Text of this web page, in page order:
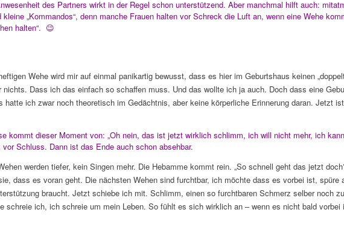
des Partners wirkt in der Regel schon unterstützend. Aber manchmal hilft auch:
kleine „Kommandos“, denn manche Frauen halten vor Schreck die Luft an, wenn eine Wehe
halten“. 😉
Wehe wird mir auf einmal panikartig bewusst, dass es hier im Geburtshaus keinen
nichts. Dass ich das einfach so schaffen muss. Und das wollte ich ja auch. Doch dass eine
hatte ich zwar noch theoretisch im Gedächtnis, aber keine körperliche Erinnerung daran. Jetzt
kommt dieser Moment von: „Oh nein, das ist jetzt wirklich schlimm, ich will nicht mehr, ich
vor Schluss. Dann ist das Ende auch schon absehbar.
werden tiefer, kein Singen mehr. Die Hebamme kommt rein. „So schnell geht das jetzt
dass es voran geht. Die nächsten Wehen sind furchtbar, ich möchte dass es vorbei ist, spüre
braucht. Jetzt schiebe ich mit. Schlimm, einen so furchtbaren Schmerz selber noch
schreie ich, ich schreie um mein Leben. So fühlt es sich wirklich an – wenn es nicht bald vorbei